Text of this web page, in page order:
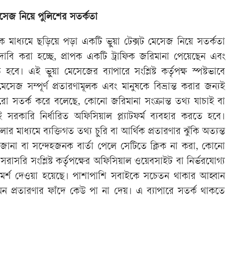
নিয়ে পুলিশের সতর্কতা
মাধ্যমে ছড়িয়ে পড়া একটি ভুয়া টেক্সট মেসেজ নিয়ে সতর্কতা
করা হচ্ছে, প্রাপক একটি ট্রাফিক জরিমানা পেয়েছেন এবং
এই ভুয়া মেসেজের ব্যাপারে সংশ্লিষ্ট কর্তৃপক্ষ স্পষ্টভাবে
সম্পূর্ণ প্রতারণামূলক এবং মানুষকে বিভ্রান্ত করার জন্যই
সতর্ক করে বলেছে, কোনো জরিমানা সংক্রান্ত তথ্য যাচাই বা
নির্ধারিত অফিসিয়াল প্ল্যাটফর্ম ব্যবহার করতে হবে।
মাধ্যমে ব্যক্তিগত তথ্য চুরি বা আর্থিক প্রতারণার ঝুঁকি অত্যন্ত
বা সন্দেহজনক বার্তা পেলে সেটিতে ক্লিক না করা, কোনো
সংশ্লিষ্ট কর্তৃপক্ষের অফিসিয়াল ওয়েবসাইট বা নির্ভরযোগ্য
দেওয়া হয়েছে। পাশাপাশি সবাইকে সচেতন থাকার আহ্বান
প্রতারণার ফাঁদে কেউ পা না দেয়। এ ব্যাপারে সতর্ক থাকতে